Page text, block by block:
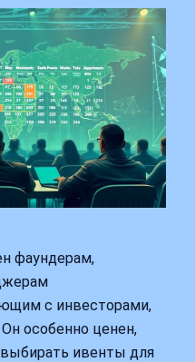
фаундерам,
с инвесторами,
особенно ценен,
ивенты для